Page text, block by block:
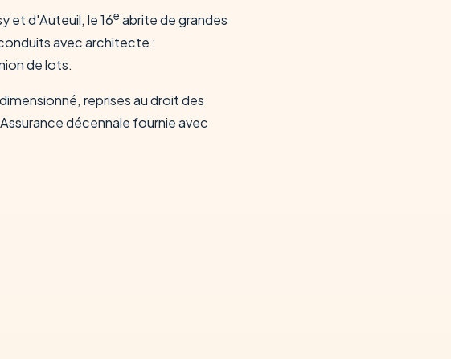
et d'Auteuil, le 16e abrite de grandes
avec architecte :
de lots.
reprises au droit des
décennale fournie avec